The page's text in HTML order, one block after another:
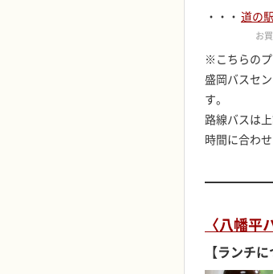
・・・ 道の
お
※こちらのプ
盛岡バスセ
す。
路線バスは
時間に合わ
〈八幡平
【ランチに